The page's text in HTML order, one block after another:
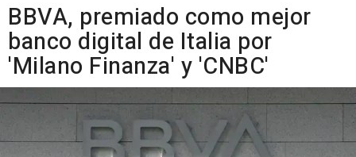
BBVA, premiado como mejor
banco digital de Italia por
'Milano Finanza' y 'CNBC'